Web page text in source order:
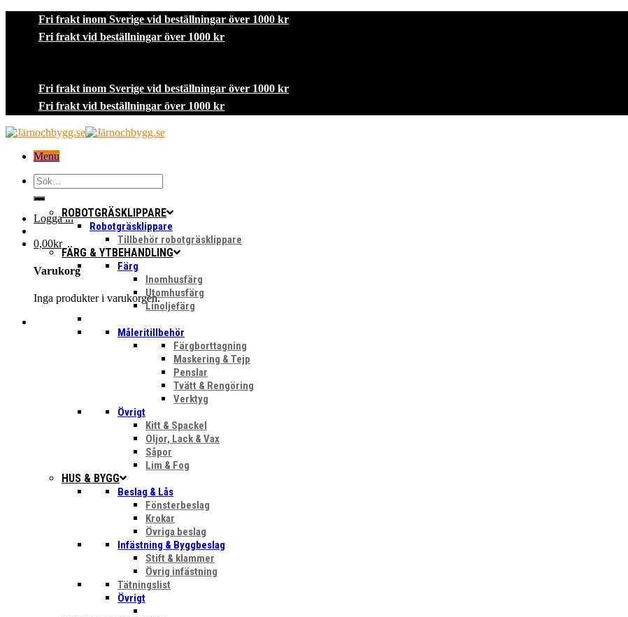
Fri frakt inom Sverige vid beställningar över 1000 kr
Fri frakt vid beställningar över 1000 kr
Fri frakt inom Sverige vid beställningar över 1000 kr
Fri frakt vid beställningar över 1000 kr
Menu
Sök
efter:
Logga in
0,00kr
Varukorg
Inga produkter i varukorgen.
ROBOTGRÄSKLIPPARE
Robotgräsklippare
Tillbehör robotgräsklippare
FÄRG & YTBEHANDLING
Färg
Inomhusfärg
Utomhusfärg
Linoljefärg
Måleritillbehör
Färgborttagning
Maskering & Tejp
Penslar
Tvätt & Rengöring
Verktyg
Övrigt
Kitt & Spackel
Oljor, Lack & Vax
Såpor
Lim & Fog
HUS & BYGG
Beslag & Lås
Fönsterbeslag
Krokar
Övriga beslag
Infästning & Byggbeslag
Stift & klammer
Övrig infästning
Tätningslist
Övrigt